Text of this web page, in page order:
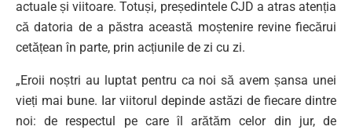
actuale și viitoare. Totuși, președintele CJD a atras atenția
că datoria de a păstra această moștenire revine fiecărui
cetățean în parte, prin acțiunile de zi cu zi.
„Eroii noștri au luptat pentru ca noi să avem șansa unei
vieți mai bune. Iar viitorul depinde astăzi de fiecare dintre
noi: de respectul pe care îl arătăm celor din jur, de